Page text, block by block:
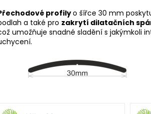
profilyo šířce 30 mm
a také pro zakrytí dilatačních
umožňuje snadné sladění s jakýmkoli
Doporučujeme
DŘEVĚNÁ PODLAHA DUB
1 803 Kč
Původně:2 160 Kč